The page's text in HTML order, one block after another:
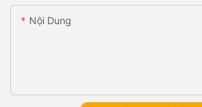
Nội Dung